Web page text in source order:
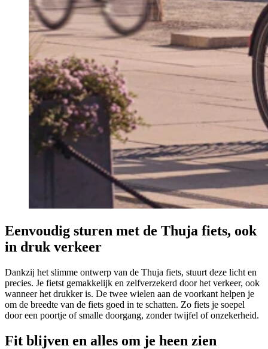
Eenvoudig sturen met de Thuja fiets, ook
in druk verkeer
Dankzij het slimme ontwerp van de Thuja fiets, stuurt deze licht en
precies. Je fietst gemakkelijk en zelfverzekerd door het verkeer, ook
wanneer het drukker is. De twee wielen aan de voorkant helpen je
om de breedte van de fiets goed in te schatten. Zo fiets je soepel
door een poortje of smalle doorgang, zonder twijfel of onzekerheid.
Fit blijven en alles om je heen zien